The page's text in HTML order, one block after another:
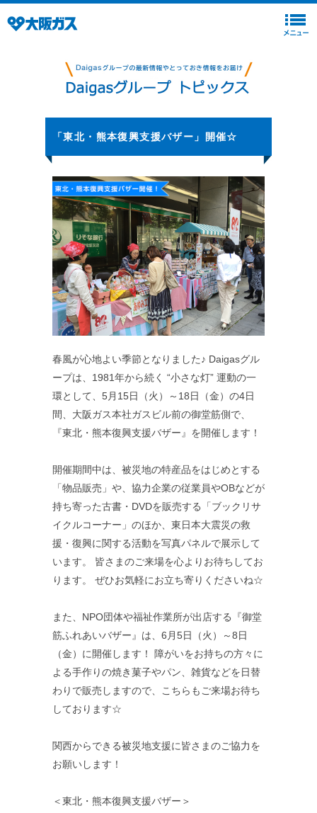
「東北・熊本復興支援バザー」開催☆
春風が心地よい季節となりました♪ Daigasグル
ープは、1981年から続く “小さな灯” 運動の一
環として、5月15日（火）～18日（金）の4日
間、大阪ガス本社ガスビル前の御堂筋側で、
『東北・熊本復興支援バザー』を開催します！
開催期間中は、被災地の特産品をはじめとする
「物品販売」や、協力企業の従業員やOBなどが
持ち寄った古書・DVDを販売する「ブックリサ
イクルコーナー」のほか、東日本大震災の救
援・復興に関する活動を写真パネルで展示して
います。 皆さまのご来場を心よりお待ちしてお
ります。 ぜひお気軽にお立ち寄りくださいね☆
また、NPO団体や福祉作業所が出店する『御堂
筋ふれあいバザー』は、6月5日（火）～8日
（金）に開催します！ 障がいをお持ちの方々に
よる手作りの焼き菓子やパン、雑貨などを日替
わりで販売しますので、こちらもご来場お待ち
しております☆
関西からできる被災地支援に皆さまのご協力を
お願いします！
＜東北・熊本復興支援バザー＞